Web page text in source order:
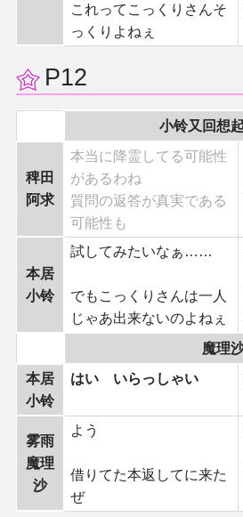
これってこっくりさんそ
っくりよねぇ
P12
小铃又回想
稗田
阿求
本当に降霊してる可能性
があるわね
質問の返答が真実である
可能性も
本居
小铃
試してみたいなぁ……
でもこっくりさんは一人
じゃあ出来ないのよねぇ
魔理
本居
小铃
はい いらっしゃい
雾雨
魔理
沙
よう
借りてた本返してに来た
ぜ